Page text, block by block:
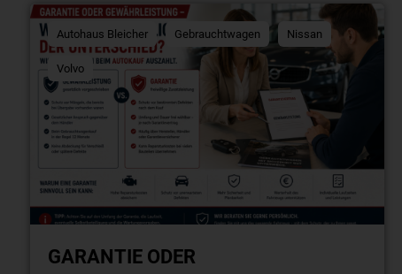
Autohaus Bleicher Gebrauchtwagen Nissan
Volvo
GARANTIE ODER